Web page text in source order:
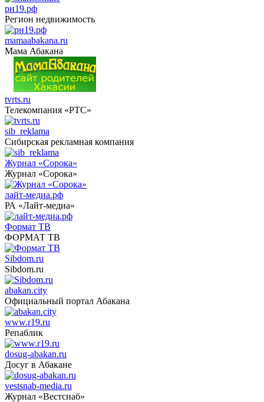
рн19.рф
Регион недвижимость
mamaabakana.ru
Мама Абакана
tvrts.ru
Телекомпания «РТС»
sib_reklama
Сибирская рекламная компания
Журнал «Сорока»
Журнал «Сорока»
лайт-медиа.рф
РА «Лайт-медиа»
Формат ТВ
ФОРМАТ ТВ
Sibdom.ru
Sibdom.ru
abakan.city
Официальный портал Абакана
www.r19.ru
Репаблик
dosug-abakan.ru
Досуг в Абакане
vestsnab-media.ru
Журнал «Вестснаб»